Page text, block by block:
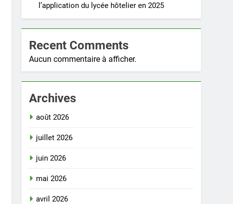
l’application du lycée hôtelier en 2025
Recent Comments
Aucun commentaire à afficher.
Archives
août 2026
juillet 2026
juin 2026
mai 2026
avril 2026